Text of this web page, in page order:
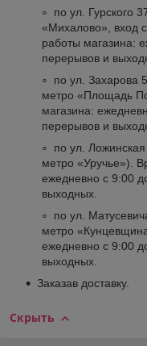
по ул. Гурского
«Михалово», вход
работы магазина:
перерывов и
по ул. Захарова
метро «Площадь
магазина:
перерывов и
по ул.
метро «Уручье»).
ежедневно с 9:00
выходных.
по ул.
метро
ежедневно с 9:00
выходных.
Заказав доставку.
Скрыть